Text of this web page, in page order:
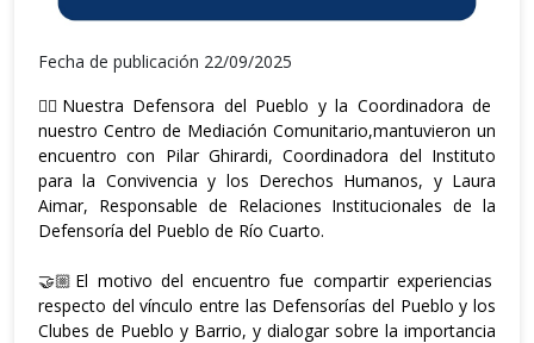
Fecha de publicación 22/09/2025
👉🏼Nuestra Defensora del Pueblo y la Coordinadora de
nuestro Centro de Mediación Comunitario,mantuvieron un
encuentro con Pilar Ghirardi, Coordinadora del Instituto
para la Convivencia y los Derechos Humanos, y Laura
Aimar, Responsable de Relaciones Institucionales de la
Defensoría del Pueblo de Río Cuarto.
🤝🏼El motivo del encuentro fue compartir experiencias
respecto del vínculo entre las Defensorías del Pueblo y los
Clubes de Pueblo y Barrio, y dialogar sobre la importancia